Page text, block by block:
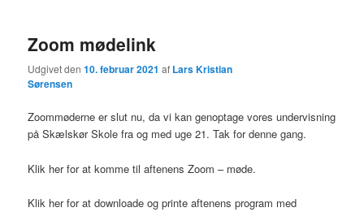
Zoom mødelink
Udgivet den10. februar 2021 af Lars Kristian
Sørensen
Zoommøderne er slut nu, da vi kan genoptage vores undervisning
på Skælskør Skole fra og med uge 21. Tak for denne gang.
Klik her for at komme til aftenens Zoom – møde.
Klik her for at downloade og printe aftenens program med